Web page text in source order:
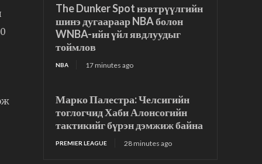
The Dunker Spot нэвтрүүлгийн
шинэ дугаараар NBA болон
WNBA-ийн үйл явдлуудыг
тоймлов
NBA 17 minutes ago
Марко Палестра: Челсигийн
тоглогчид Хаби Алонсогийн
тактикийг бүрэн дэмжиж байна
PREMIER LEAGUE 28 minutes ago